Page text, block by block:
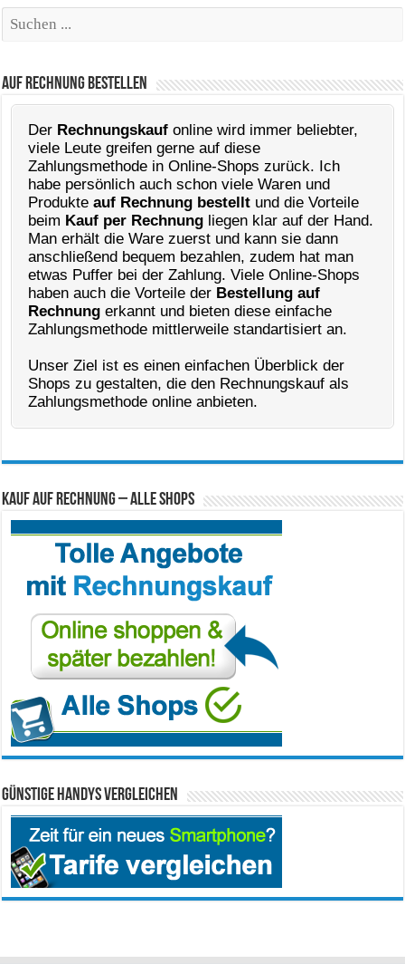
Suchen
Auf Rechnung Bestellen
Der Rechnungskauf online wird immer beliebter,
viele Leute greifen gerne auf diese
Zahlungsmethode in Online-Shops zurück. Ich
habe persönlich auch schon viele Waren und
Produkteauf Rechnung bestellt und die Vorteile
beim Kauf per Rechnung liegen klar auf der Hand.
Man erhält die Ware zuerst und kann sie dann
anschließend bequem bezahlen, zudem hat man
etwas Puffer bei der Zahlung. Viele Online-Shops
haben auch die Vorteile der Bestellung auf
Rechnung erkannt und bieten diese einfache
Zahlungsmethode mittlerweile standartisiert an.
Unser Ziel ist es einen einfachen Überblick der
Shops zu gestalten, die den Rechnungskauf als
Zahlungsmethode online anbieten.
Kauf auf Rechnung – Alle Shops
Günstige Handys vergleichen